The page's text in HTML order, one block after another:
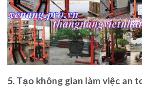
5. Tạo không gian làm việc an